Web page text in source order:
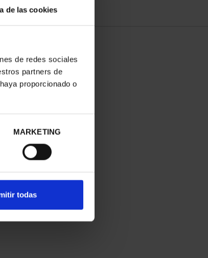
de las cookies
de redes sociales
partners de
proporcionado o
MARKETING
todas